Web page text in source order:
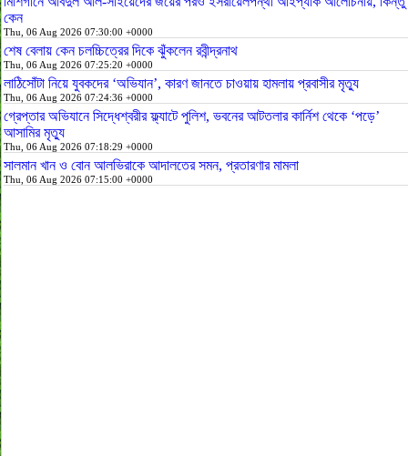
কেন
Thu, 06 Aug 2026 07:30:00 +0000
শেষ বেলায় কেন চলচ্চিত্রের দিকে ঝুঁকলেন রবীন্দ্রনাথ
Thu, 06 Aug 2026 07:25:20 +0000
লাঠিসোঁটা নিয়ে যুবকদের ‘অভিযান’, কারণ জানতে চাওয়ায় হামলায় প্রবাসীর মৃত্যু
Thu, 06 Aug 2026 07:24:36 +0000
গ্রেপ্তার অভিযানে সিদ্ধেশ্বরীর ফ্ল্যাটে পুলিশ, ভবনের আটতলার কার্নিশ থেকে ‘পড়ে’
আসামির মৃত্যু
Thu, 06 Aug 2026 07:18:29 +0000
সালমান খান ও বোন আলভিরাকে আদালতের সমন, প্রতারণার মামলা
Thu, 06 Aug 2026 07:15:00 +0000